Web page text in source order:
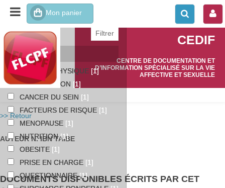
CEDIF
CENTRE DE DOCUMENTATION ET
D’INFORMATION SPÉCIALISÉ SUR LA VIE
AFFECTIVE ET SEXUELLE
>> Retour
AUTEUR N. IBN TAIBE
DOCUMENTS DISPONIBLES ÉCRITS PAR CET
affiner ou comparer
Catégories
ACTIVITE PHYSIQUE [1]
ALIMENTATION [1]
CANCER DU SEIN [1]
FACTEURS DE RISQUE [1]
MENOPAUSE [1]
NUTRITION[1]
OBESITE [1]
PRISE EN CHARGE [1]
QUESTIONNAIRE[1]